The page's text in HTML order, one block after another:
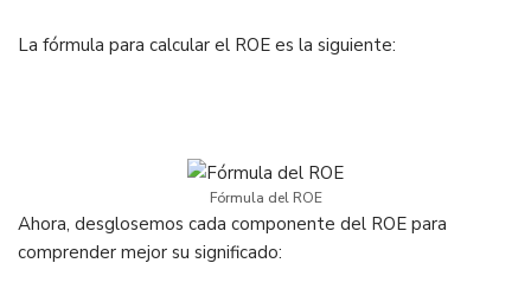
La fórmula para calcular el ROE es la siguiente:
Fórmula del ROE
Ahora, desglosemos cada componente del ROE para
comprender mejor su significado: